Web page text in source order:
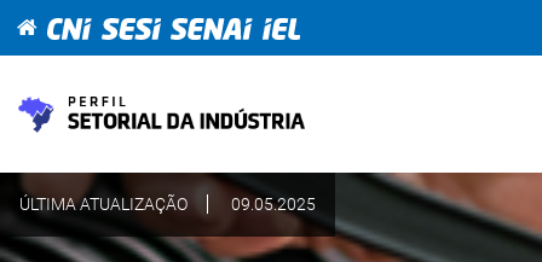
ÚLTIMA ATUALIZAÇÃO 09.05.2025